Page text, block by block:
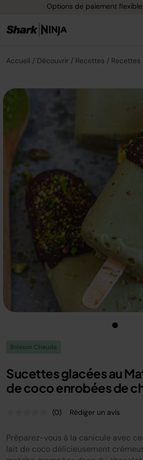
Options de paiement
Accueil Découvrir Recettes Recettes
Boisson Chaude
Sucettes glacées au
de coco enrobées de
Aucune
notation.
Lien
sur
(0) Rédiger un avis
Préparez-vous à la canicule avec
lait de coco délicieusement